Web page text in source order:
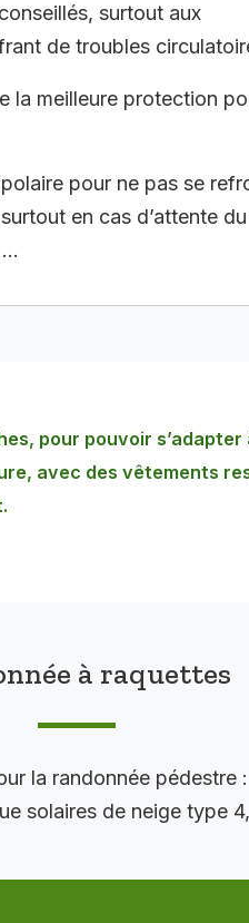
surtout aux
de troubles
la meilleure protection
pour ne pas se
en cas d’attente
…
pour pouvoir
avec des vêtements
à raquettes
la randonnée pédestre :
solaires de neige type